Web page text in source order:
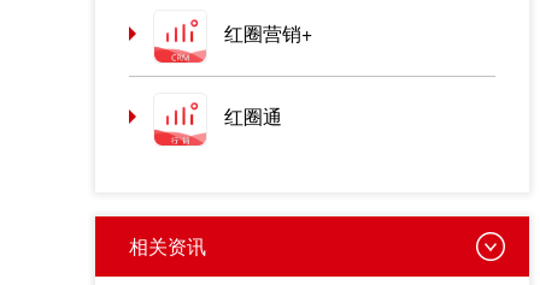
红圈营销+
红圈通
相关资讯